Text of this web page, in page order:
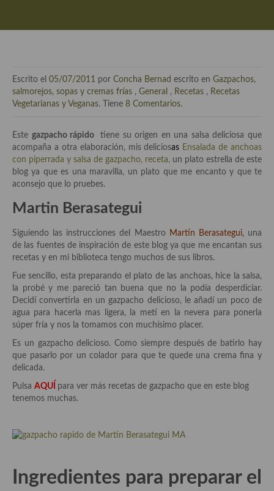
Tiendas especiales
Especias, hierbas, condimentos, espesantes y aditivos
Historia de la gastronomía, platos celebres, cocineros, críticos,
historias culinarias y otras cosas
Origen y evolución de la comida
Ocio – restaurantes, bares, tabernas
Viajes eno-gastro-turísticos
En El Candelero
Las opiniones de la «Cocinera»
Prensa
Recetas
Acompañamientos
Especias, mezclas de especias
Escrito el 05/07/2011 por Concha Bernad escrito en Gazpachos,
salmorejos, sopas y cremas frías , General , Recetas , Recetas
Vegetarianas y Veganas. Tiene 8 Comentarios.
Este gazpacho rápido
tiene su origen en una salsa deliciosa que
acompaña a otra elaboración, mis deliciosas Ensalada de anchoas
con piperrada y salsa de gazpacho, receta, un plato estrella de este
blog ya que es una maravilla, un plato que me encanto y que te
aconsejo que lo pruebes.
Martin Berasategui
Siguiendo las instrucciones del Maestro Martín Berasategui,una
de las fuentes de inspiración de este blog ya que me encantan sus
recetas y en mi biblioteca tengo muchos de sus libros.
Fue sencillo, esta preparando el plato de las anchoas, hice la salsa,
la probé y me pareció tan buena que no la podía desperdiciar.
Decidí convertirla en un gazpacho delicioso, le añadí un poco de
agua para hacerla mas ligera, la metí en la nevera para ponerla
súper fría y nos la tomamos con muchísimo placer.
Es un gazpacho delicioso. Como siempre después de batirlo hay
que pasarlo por un colador para que te quede una crema fina y
delicada.
Pulsa AQUÍ para ver más recetas de gazpacho que en este blog
tenemos muchas.
Ingredientes para preparar el